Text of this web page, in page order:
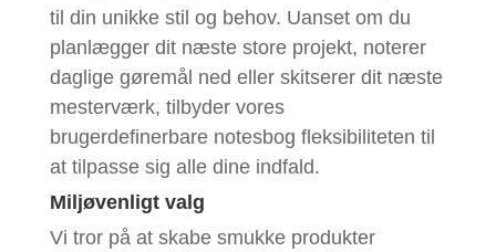
til din unikke stil og behov. Uanset om du
planlægger dit næste store projekt, noterer
daglige gøremål ned eller skitserer dit næste
mesterværk, tilbyder vores
brugerdefinerbare notesbog fleksibiliteten til
at tilpasse sig alle dine indfald.
Miljøvenligt valg
Vi tror på at skabe smukke produkter